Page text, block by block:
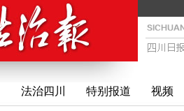
法治四川 特别报道 视频